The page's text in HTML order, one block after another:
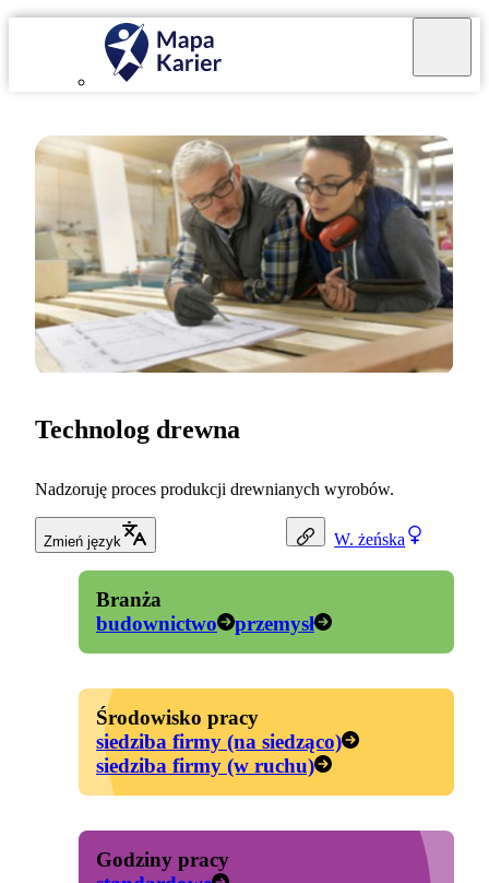
W. żeńska
Technolog drewna
Nadzoruję proces produkcji drewnianych wyrobów.
Zmień język
Branża
budownictwo
przemysł
Środowisko pracy
siedziba firmy (na siedząco)
siedziba firmy (w ruchu)
Godziny pracy